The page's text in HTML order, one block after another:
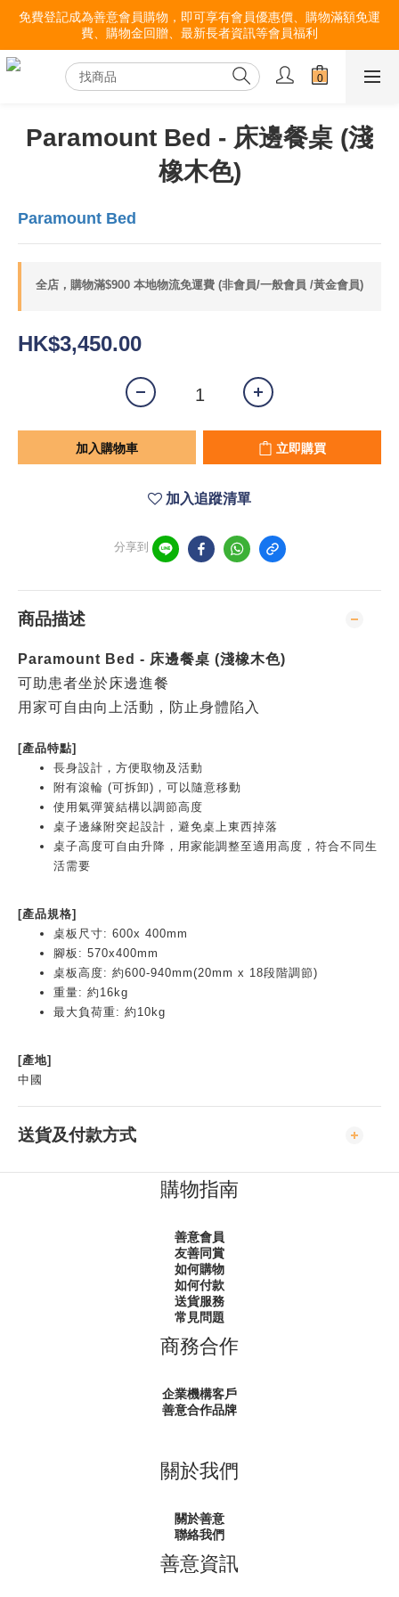
免費登記成為善意會員購物，即可享有會員優惠價、購物滿額免運
費、購物金回贈、最新長者資訊等會員福利
Paramount Bed - 床邊餐桌 (淺
橡木色)
Paramount Bed
全店，購物滿$900 本地物流免運費 (非會員/一般會員 /黃金會員)
HK$3,450.00
加入購物車 立即購買
加入追蹤清單
分享到
商品描述
Paramount Bed - 床邊餐桌 (淺橡木色)
可助患者坐於床邊進餐
用家可自由向上活動，防止身體陷入
[產品特點]
長身設計，方便取物及活動
附有滾輪 (可拆卸)，可以隨意移動
使用氣彈簧結構以調節高度
桌子邊緣附突起設計，避免桌上東西掉落
桌子高度可自由升降，用家能調整至適用高度，符合不同生
活需要
[產品規格]
桌板尺寸: 600x 400mm
腳板: 570x400mm
桌板高度: 約600-940mm(20mm x 18段階調節)
重量: 約16kg
最大負荷重: 約10kg
[產地]
中國
送貨及付款方式
購物指南
善意會員
友善同賞
如何購物
如何付款
送貨服務
常見問題
商務合作
企業機構客戶
善意合作品牌
關於我們
關於善意
聯絡我們
善意資訊